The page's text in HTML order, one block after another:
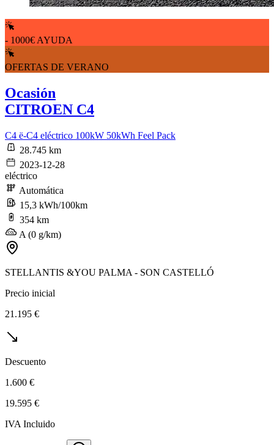
- 1000€ AYUDA
OFERTAS DE VERANO
Ocasión
CITROEN C4
C4 ë-C4 eléctrico 100kW 50kWh Feel Pack
28.745 km
2023-12-28
eléctrico
Automática
15,3 kWh/100km
354 km
A (0 g/km)
STELLANTIS &YOU PALMA - SON CASTELLÓ
Precio inicial
21.195 €
Descuento
1.600 €
19.595 €
IVA Incluido